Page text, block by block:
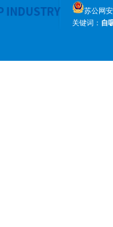
苏公网
关键词： 自